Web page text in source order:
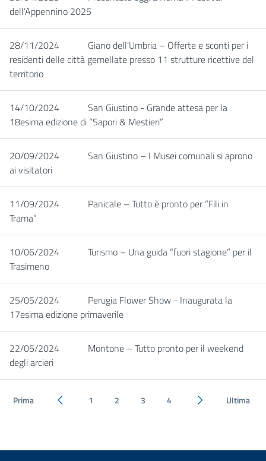
dell’Appennino 2025
28/11/2024
Giano dell'Umbria – Offerte e sconti per i
residenti delle città gemellate presso 11 strutture ricettive del
territorio
14/10/2024
San Giustino - Grande attesa per la
18esima edizione di “Sapori & Mestieri”
20/09/2024
San Giustino – I Musei comunali si aprono
ai visitatori
11/09/2024
Panicale – Tutto è pronto per “Fili in
Trama”
10/06/2024
Turismo – Una guida “fuori stagione” per il
Trasimeno
25/05/2024
Perugia Flower Show - Inaugurata la
17esima edizione primaverile
22/05/2024
Montone – Tutto pronto per il weekend
degli arcieri
Prima Pagina precedente
1 2 3 4 Pagina successiva
Ultima